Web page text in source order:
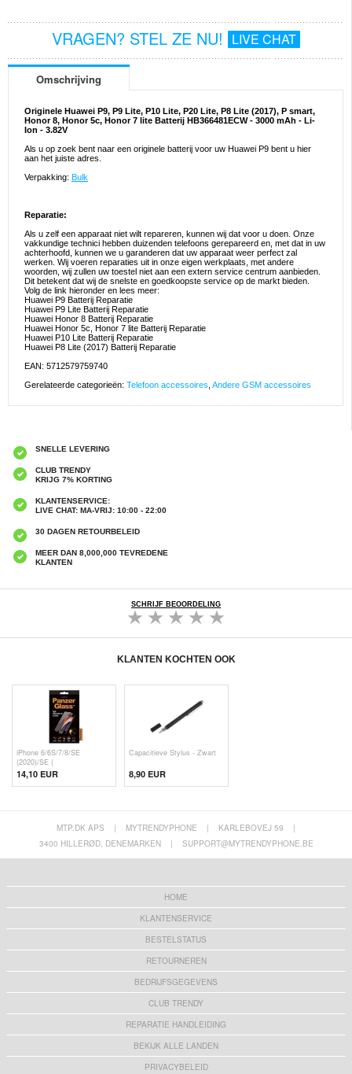
VRAGEN? STEL ZE NU! LIVE CHAT
Omschrijving
Originele Huawei P9, P9 Lite, P10 Lite, P20 Lite, P8 Lite (2017), P smart,
Honor 8, Honor 5c, Honor 7 lite Batterij HB366481ECW - 3000 mAh - Li-
Ion - 3.82V
Als u op zoek bent naar een originele batterij voor uw Huawei P9 bent u hier
aan het juiste adres.
Verpakking: Bulk
Reparatie:
Als u zelf een apparaat niet wilt repareren, kunnen wij dat voor u doen. Onze
vakkundige technici hebben duizenden telefoons gerepareerd en, met dat in uw
achterhoofd, kunnen we u garanderen dat uw apparaat weer perfect zal
werken. Wij voeren reparaties uit in onze eigen werkplaats, met andere
woorden, wij zullen uw toestel niet aan een extern service centrum aanbieden.
Dit betekent dat wij de snelste en goedkoopste service op de markt bieden.
Volg de link hieronder en lees meer:
Huawei P9 Batterij Reparatie
Huawei P9 Lite Batterij Reparatie
Huawei Honor 8 Batterij Reparatie
Huawei Honor 5c, Honor 7 lite Batterij Reparatie
Huawei P10 Lite Batterij Reparatie
Huawei P8 Lite (2017) Batterij Reparatie
EAN: 5712579759740
Gerelateerde categorieën: Telefoon accessoires Andere GSM accessoires
SNELLE LEVERING
CLUB TRENDY
KRIJG 7% KORTING
KLANTENSERVICE:
LIVE CHAT: MA-VRIJ: 10:00 - 22:00
30 DAGEN RETOURBELEID
MEER DAN 8,000,000 TEVREDENE
KLANTEN
SCHRIJF BEOORDELING
KLANTEN KOCHTEN OOK
iPhone 6/6S/7/8/SE
(2020)/SE (
14,10 EUR
Capacitieve Stylus - Zwart
8,90 EUR
MTP.DK APS | MYTRENDYPHONE | KARLEBOVEJ 59
|
3400 HILLERØD, DENEMARKEN
| SUPPORT@MYTRENDYPHONE.BE
HOME
KLANTENSERVICE
BESTELSTATUS
RETOURNEREN
BEDRIJFSGEGEVENS
CLUB TRENDY
REPARATIE HANDLEIDING
BEKIJK ALLE LANDEN
PRIVACYBELEID